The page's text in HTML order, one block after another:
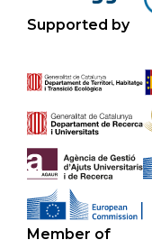
Supported by
Member of